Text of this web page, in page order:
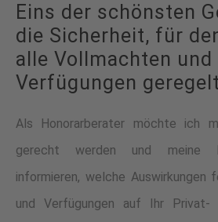
Eins der schönsten
die Sicherheit, für
alle Vollmachten und
Verfügungen
Als Honorarberater möchte ich
gerecht werden und meine
informieren, welche Auswirkungen
und Verfügungen auf Ihr Privat-